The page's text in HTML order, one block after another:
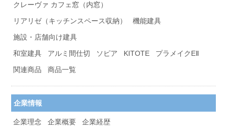
クレーヴァ カフェ窓（内窓）
リアリゼ（キッチンスペース収納）
機能建具
施設・店舗向け建具
和室建具
アルミ間仕切 ソピア KITOTE
プラメイクEⅡ
関連商品
商品一覧
企業情報
企業理念 企業概要 企業経歴